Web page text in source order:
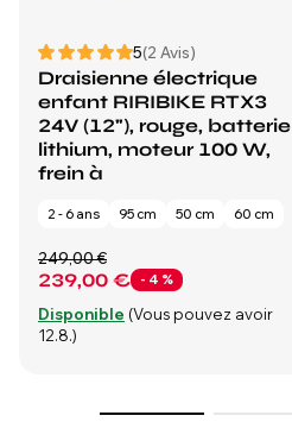
5(2 Avis)
Draisienne électrique
enfant RIRIBIKE RTX3
24V (12"), rouge, batterie
lithium, moteur 100 W,
frein à
2 - 6 ans 95 cm 50 cm 60 cm
239,00 € - 4 %
249,00 €
Disponible (Vous pouvez avoir
12.8.)